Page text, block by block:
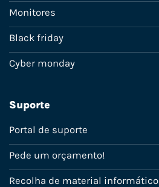
Monitores
Black friday
Cyber monday
Suporte
Portal de suporte
Pede um orçamento!
Recolha de material informático